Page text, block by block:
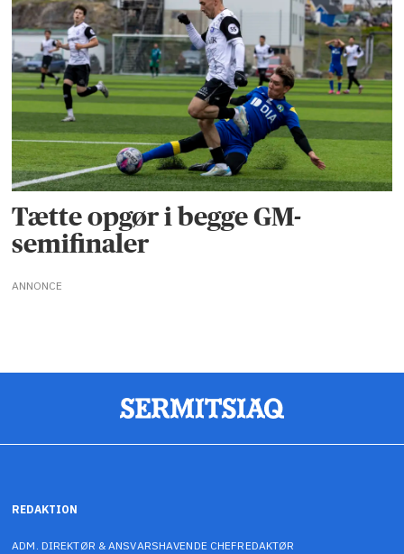
Tætte opgør i begge GM-
semifinaler
ANNONCE
REDAKTION
ADM. DIREKTØR & ANSVARSHAVENDE CHEFREDAKTØR